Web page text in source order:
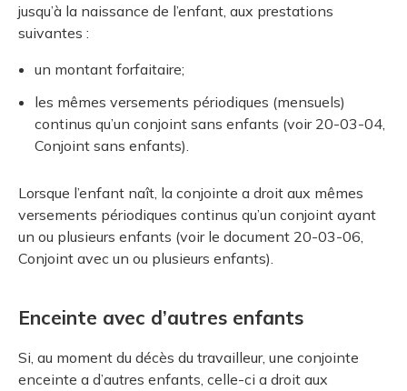
jusqu’à la naissance de l’enfant, aux prestations
suivantes :
un montant forfaitaire;
les mêmes versements périodiques (mensuels)
continus qu’un conjoint sans enfants (voir 20-03-04,
Conjoint sans enfants).
Lorsque l’enfant naît, la conjointe a droit aux mêmes
versements périodiques continus qu’un conjoint ayant
un ou plusieurs enfants (voir le document 20-03-06,
Conjoint avec un ou plusieurs enfants).
Enceinte avec d’autres enfants
Si, au moment du décès du travailleur, une conjointe
enceinte a d’autres enfants, celle-ci a droit aux